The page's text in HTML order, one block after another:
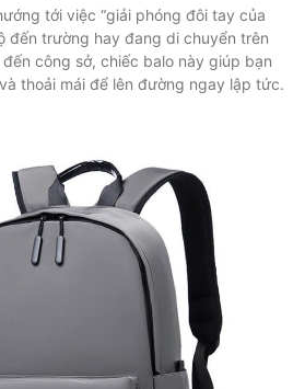
tới việc “giải phóng đôi tay của
đến trường hay đang di chuyển trên
công sở, chiếc balo này giúp bạn
thoải mái để lên đường ngay lập tức.